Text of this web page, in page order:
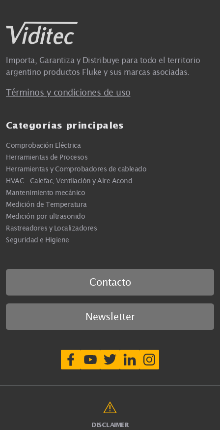
Importa, Garantiza y Distribuye para todo el territorio
argentino productos Fluke y sus marcas asociadas.
Términos y condiciones de uso
Categorías principales
Comprobación Eléctrica
Herramientas de Procesos
Herramientas y Comprobadores de cableado
HVAC - Calefac, Ventilación y Aire Acond
Mantenimiento mecánico
Medición de Temperatura
Medición por ultrasonido
Rastreadores y Localizadores
Seguridad e Higiene
Contacto
Newsletter
DISCLAIMER